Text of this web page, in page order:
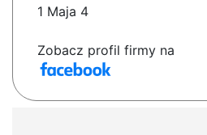
1 Maja 4
Zobacz profil firmy na